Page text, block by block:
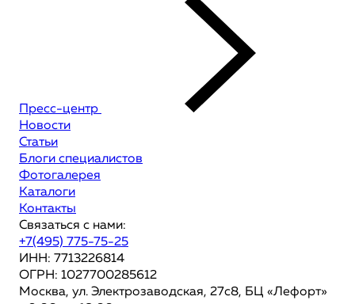
Пресс-центр
Новости
Статьи
Блоги специалистов
Фотогалерея
Каталоги
Контакты
Связаться с нами:
+7(495) 775-75-25
ИНН: 7713226814
ОГРН: 1027700285612
Москва, ул. Электрозаводская, 27с8, БЦ «Лефорт»